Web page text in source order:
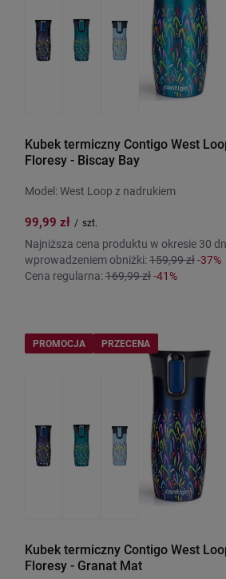
Kubek termiczny Contigo West
Floresy - Biscay Bay
Model: West Loop z nadrukiem
99,99 zł / szt.
Najniższa cena produktu w okresie 30
wprowadzeniem obniżki:159,99 zł-37%
Cena regularna:169,99 zł-41%
PROMOCJA PRZECENA
Kubek termiczny Contigo West
Floresy - Granat Mat